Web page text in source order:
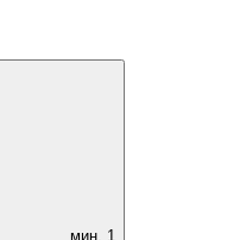
мин. 1